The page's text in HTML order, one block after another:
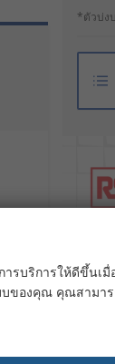
*ตัวบ่ง
รบริการให้ดีขึ้นเมื่
บของคุณ คุณสามา